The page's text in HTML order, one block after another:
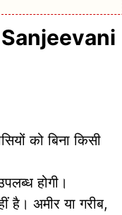
Sanjeevani
को बिना किसी
होगी।
है। अमीर या गरीब,